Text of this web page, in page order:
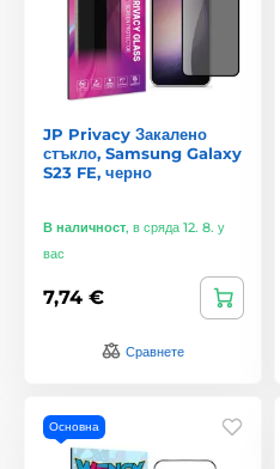
JP Privacy Закалено
стъкло, Samsung Galaxy
S23 FE, черно
В наличност, в сряда 12. 8. у
вас
7,74 €
Сравнете
Основна